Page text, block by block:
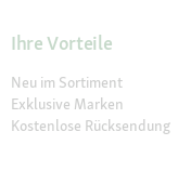
Ihre Vorteile
Neu im Sortiment
Exklusive Marken
Kostenlose Rücksendung